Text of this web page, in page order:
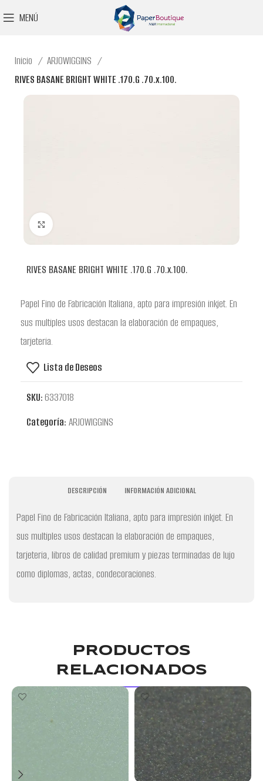
MENÚ
Inicio
ARJOWIGGINS
RIVES BASANE BRIGHT WHITE .170.G .70.x.100.
RIVES BASANE BRIGHT WHITE .170.G .70.x.100.
Papel Fino de Fabricación Italiana, apto para impresión inkjet. En
sus multiples usos destacan la elaboración de empaques,
tarjeteria.
Lista de Deseos
SKU:6337018
Categoría: ARJOWIGGINS
DESCRIPCIÓN INFORMACIÓN ADICIONAL
Papel Fino de Fabricación Italiana, apto para impresión inkjet. En
sus multiples usos destacan la elaboración de empaques,
tarjeteria, libros de calidad premium y piezas terminadas de lujo
como diplomas, actas, condecoraciones.
PRODUCTOS
RELACIONADOS